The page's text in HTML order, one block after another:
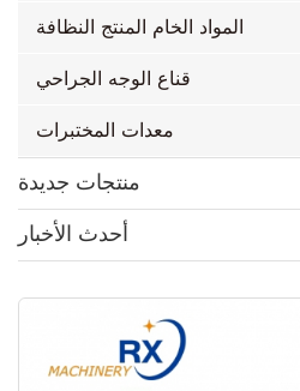
المواد الخام المنتج النظافة
قناع الوجه الجراحي
معدات المختبرات
منتجات جديدة
أحدث الأخبار